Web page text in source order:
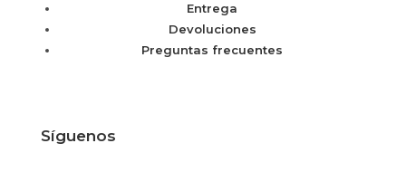
Entrega
Devoluciones
Preguntas frecuentes
Síguenos